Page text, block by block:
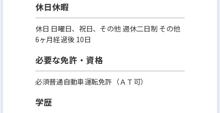
休日休暇
休日 日曜日、祝日、その他 週休二日制 その他
6ヶ月経過後 10日
必要な免許・資格
必須普通自動車運転免許（ＡＴ可）
学歴